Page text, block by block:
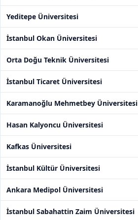
Yeditepe Üniversitesi
İstanbul Okan Üniversitesi
Orta Doğu Teknik Üniversitesi
İstanbul Ticaret Üniversitesi
Karamanoğlu Mehmetbey Üniversitesi
Hasan Kalyoncu Üniversitesi
Kafkas Üniversitesi
İstanbul Kültür Üniversitesi
Ankara Medipol Üniversitesi
İstanbul Sabahattin Zaim Üniversitesi